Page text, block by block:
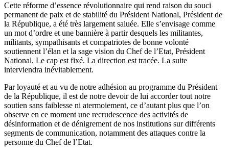
Cette réforme d’essence révolutionnaire qui rend raison du souci
permanent de paix et de stabilité du Président National, Président de
la République, a été très largement saluée. Elle s’envisage comme
un mot d’ordre et une bannière à partir desquels les militantes,
militants, sympathisants et compatriotes de bonne volonté
soutiennent l’élan et la sage vision du Chef de l’Etat, Président
National. Le cap est fixé. La direction est tracée. La suite
interviendra inévitablement.
Par loyauté et au vu de notre adhésion au programme du Président
de la République, il est de notre devoir de lui accorder tout notre
soutien sans faiblesse ni atermoiement, ce d’autant plus que l’on
observe en ce moment une recrudescence des activités de
désinformation et de dénigrement de nos institutions sur différents
segments de communication, notamment des attaques contre la
personne du Chef de l’Etat.